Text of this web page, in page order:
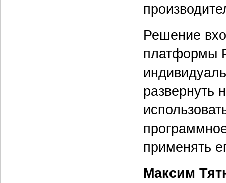
Решение
платформы
развернуть
применять
Максим